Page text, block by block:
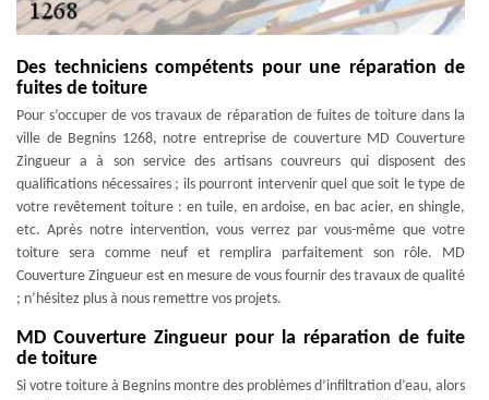
Des techniciens compétents pour une réparation de
fuites de toiture
Pour s’occuper de vos travaux de réparation de fuites de toiture dans la
ville de Begnins 1268, notre entreprise de couverture MD Couverture
Zingueur a à son service des artisans couvreurs qui disposent des
qualifications nécessaires ; ils pourront intervenir quel que soit le type de
votre revêtement toiture : en tuile, en ardoise, en bac acier, en shingle,
etc. Après notre intervention, vous verrez par vous-même que votre
toiture sera comme neuf et remplira parfaitement son rôle. MD
Couverture Zingueur est en mesure de vous fournir des travaux de qualité
; n’hésitez plus à nous remettre vos projets.
MD Couverture Zingueur pour la réparation de fuite
de toiture
Si votre toiture à Begnins montre des problèmes d’infiltration d’eau, alors